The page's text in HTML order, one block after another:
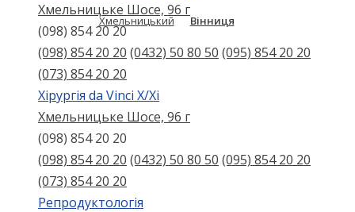
Хмельницький Вінниця
Хмельницьке Шосе, 96 г
(098) 854 20 20
(098) 854 20 20 (0432) 50 80 50 (095) 854 20 20
(073) 854 20 20
Хірургія da Vinci X/Xі
Хмельницьке Шосе, 96 г
(098) 854 20 20
(098) 854 20 20 (0432) 50 80 50 (095) 854 20 20
(073) 854 20 20
Репродуктологія